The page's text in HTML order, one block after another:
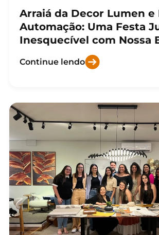
Arraiá da Decor Lumen e
Automação: Uma Festa
Inesquecível com Nossa
Continue lendo